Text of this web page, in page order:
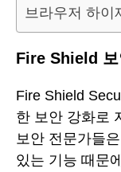
브라우저 하이
Fire Shield 보
Fire Shield
한 보안 강화로
보안 전문가들
있는 기능 때문